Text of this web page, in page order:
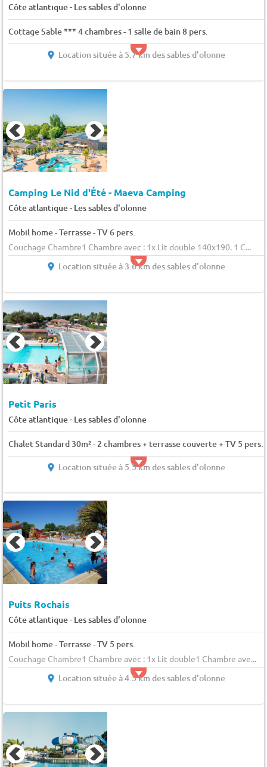
Côte atlantique- Les sables d'olonne
Cottage Sable *** 4 chambres - 1 salle de bain 8 pers.
Location située à 5.7 km des sables d'olonne
Camping Le Nid d'Été - Maeva Camping
Côte atlantique- Les sables d'olonne
Mobil home - Terrasse - TV 6 pers.
Couchage Chambre1 Chambre avec : 1x Lit double 140x190. 1 C...
Location située à 3.6 km des sables d'olonne
Petit Paris
Côte atlantique- Les sables d'olonne
Chalet Standard 30m² - 2 chambres + terrasse couverte + TV 5 pers.
Location située à 5.5 km des sables d'olonne
Puits Rochais
Côte atlantique- Les sables d'olonne
Mobil home - Terrasse - TV 5 pers.
Couchage Chambre1 Chambre avec : 1x Lit double1 Chambre ave...
Location située à 4.5 km des sables d'olonne